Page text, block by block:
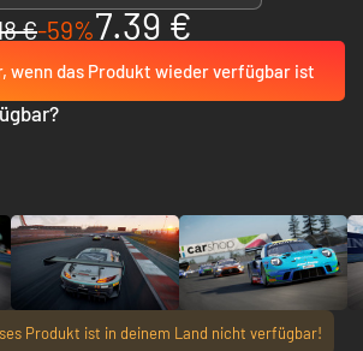
€-59%7.39 €
wenn das Produkt wieder verfügbar ist
Produkt ist in deinem Land nicht verfügbar!